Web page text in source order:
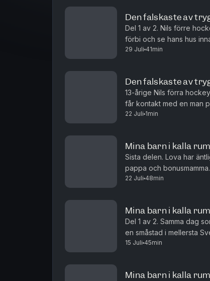
Den falskaste av
Del 1 av 2. Nils förre
förbi och se hans hus
och ja till det mesta,
29 Juli 41min
Den falskaste av
13-årige Nils förra
får kontakt med en man
berättelse om två olika
22 Juli 1min
Mina barn i kalla
Sista delen. Lova har
pappa och
baksidan av dotterns lår
22 Juli 48min
Mina barn i kalla
Del 1 av 2. Samma dag
en småstad i mellersta
stor lägenhet, men de är
15 Juli 45min
Mina barn i kalla